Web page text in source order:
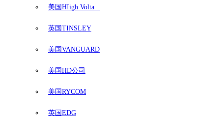
美国HIigh Volta...
英国TINSLEY
美国VANGUARD
美国HD公司
美国RYCOM
英国EDG